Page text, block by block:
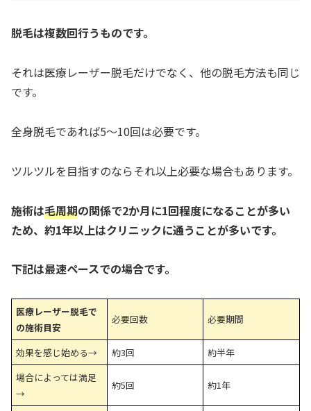
脱毛は複数回行うものです。
それは医療レーザー脱毛だけでなく、他の脱毛方法も同じ
です。
全身脱毛であれば5～10回は必要です。
ツルツルを目指すのならそれ以上必要な場合もあります。
施術は毛周期の関係で2か月に1回程度になることが多い
ため、約1年以上はクリニックに通うことが多いです。
下記は最速ペースでの場合です。
医療レーザー脱毛で
の施術目安
必要回数 必要期間
効果を感じ始める→ 約3回
約半年
場合によっては満足
→
約5回 約1年